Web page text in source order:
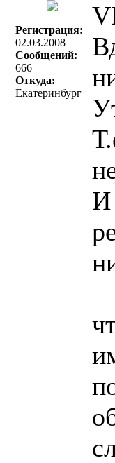
Регистрация:
02.03.2008
Сообщений:
666
Откуда:
Екатеринбург
И